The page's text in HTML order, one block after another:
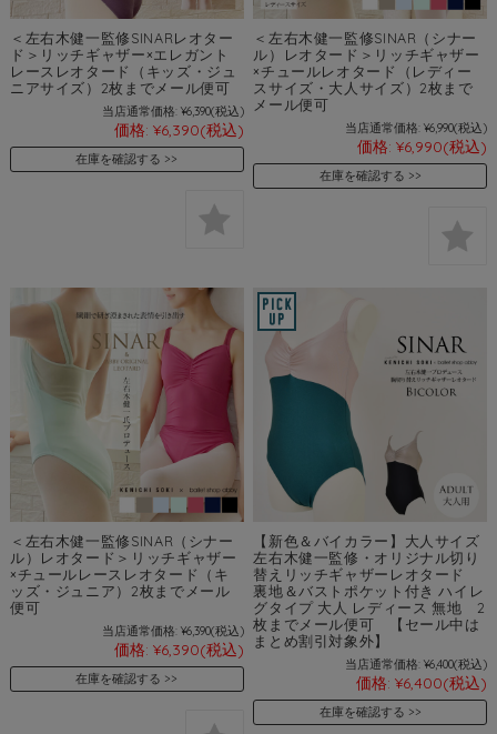
＜左右木健一監修SINARレオター
ド＞リッチギャザー×エレガント
レースレオタード（キッズ・ジュ
ニアサイズ）2枚までメール便可
当店通常価格: ¥6,390(税込)
価格: ¥6,390(税込)
在庫を確認する
＜左右木健一監修SINAR（シナー
ル）レオタード＞リッチギャザー
×チュールレオタード（レディー
スサイズ・大人サイズ）2枚まで
メール便可
当店通常価格: ¥6,990(税込)
価格: ¥6,990(税込)
在庫を確認する
＜左右木健一監修SINAR（シナー
ル）レオタード＞リッチギャザー
×チュールレースレオタード（キ
ッズ・ジュニア）2枚までメール
便可
当店通常価格: ¥6,390(税込)
価格: ¥6,390(税込)
在庫を確認する
【新色＆バイカラー】大人サイズ
左右木健一監修・オリジナル切り
替えリッチギャザーレオタード
裏地＆バストポケット付き ハイレ
グタイプ 大人 レディース 無地 2
枚までメール便可 【セール中は
まとめ割引対象外】
当店通常価格: ¥6,400(税込)
価格: ¥6,400(税込)
在庫を確認する